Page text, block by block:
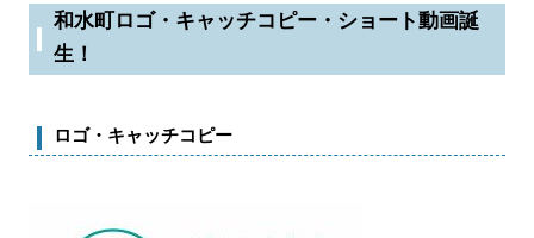
和水町ロゴ・キャッチコピー・ショート動画誕
生！
ロゴ・キャッチコピー